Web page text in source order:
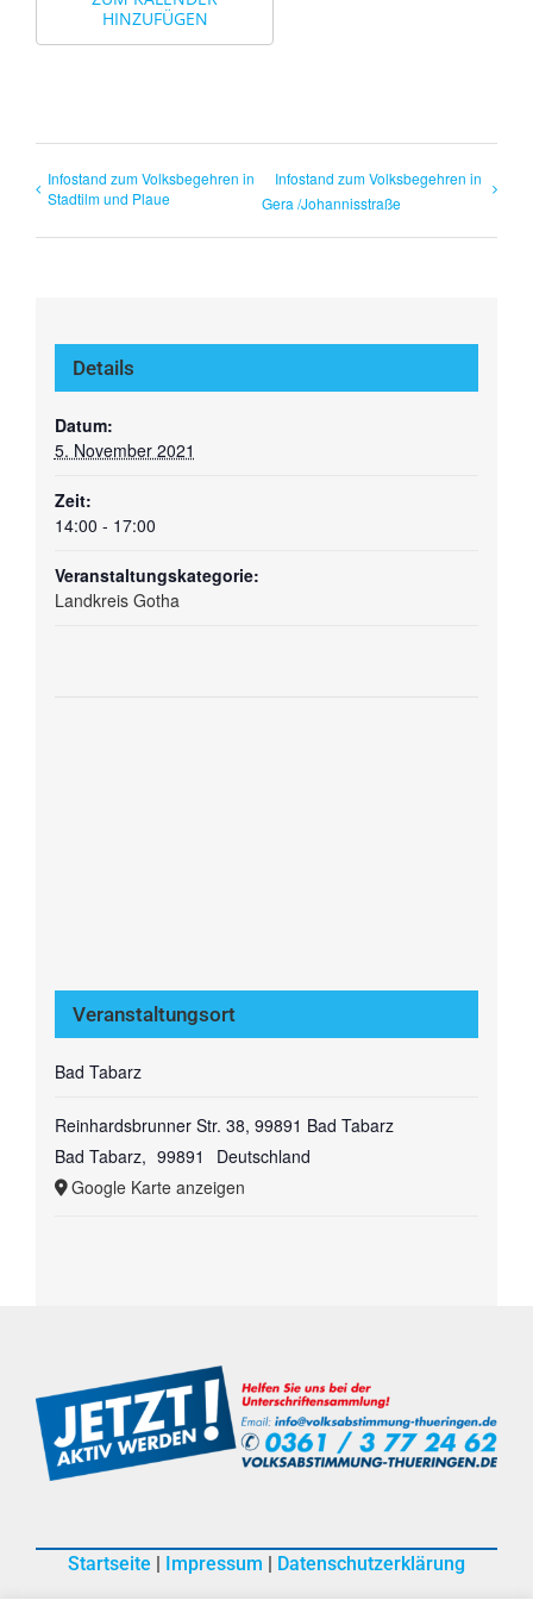
HINZUFÜGEN
Infostand zum Volksbegehren in
Stadtilm und Plaue
Infostand zum Volksbegehren in
Gera /Johannisstraße
Details
Datum:
5. November 2021
Zeit:
14:00 - 17:00
Veranstaltungskategorie:
Landkreis Gotha
Veranstaltungsort
Bad Tabarz
Reinhardsbrunner Str. 38, 99891 Bad Tabarz
Bad Tabarz, 99891
Deutschland
Google Karte anzeigen
Startseite | Impressum | Datenschutzerklärung